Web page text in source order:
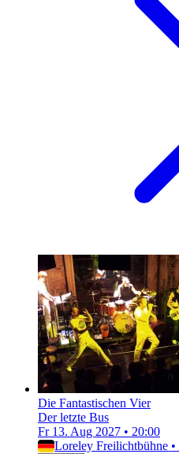
Die Fantastischen Vier
Der letzte Bus
Fr 13. Aug 2027 • 20:00
Loreley Freilichtbühne •